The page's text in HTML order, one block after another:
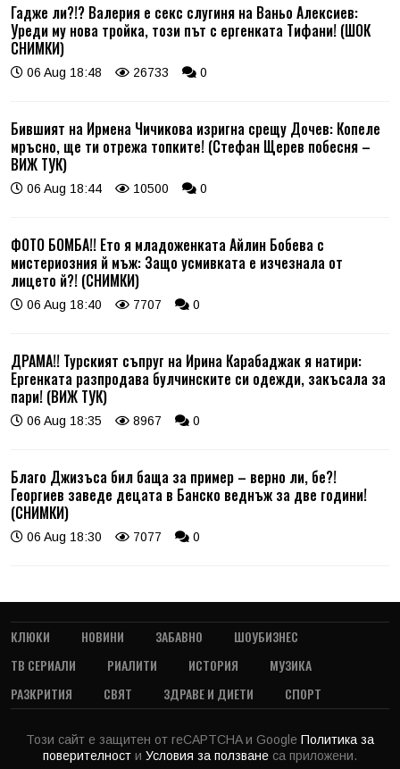
Гадже ли?!? Валерия е секс слугиня на Ваньо Алексиев:
Уреди му нова тройка, този път с ергенката Тифани! (ШОК
СНИМКИ)
06 Aug 18:48 26733 0
Бившият на Ирмена Чичикова изригна срещу Дочев: Копеле
мръсно, ще ти отрежа топките! (Стефан Щерев побесня –
ВИЖ ТУК)
06 Aug 18:44 10500 0
ФОТО БОМБА!! Ето я младоженката Айлин Бобева с
мистериозния й мъж: Защо усмивката е изчезнала от
лицето й?! (СНИМКИ)
06 Aug 18:40 7707 0
ДРАМА!! Турският съпруг на Ирина Карабаджак я натири:
Ергенката разпродава булчинските си одежди, закъсала за
пари! (ВИЖ ТУК)
06 Aug 18:35 8967 0
Благо Джизъса бил баща за пример – верно ли, бе?!
Георгиев заведе децата в Банско веднъж за две години!
(СНИМКИ)
06 Aug 18:30 7077 0
КЛЮКИ НОВИНИ ЗАБАВНО
ШОУБИЗНЕС
ТВ СЕРИАЛИ
РИАЛИТИ ИСТОРИЯ
МУЗИКА
РАЗКРИТИЯ
СВЯТ ЗДРАВЕ И ДИЕТИ СПОРТ
Този сайт е защитен от reCAPTCHA и Google Политика за
поверителност и Условия за ползване са приложени.